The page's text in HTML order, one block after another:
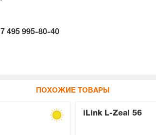
495 995-80-40
ПОХОЖИЕ ТОВАРЫ
iLink L-Zeal 56